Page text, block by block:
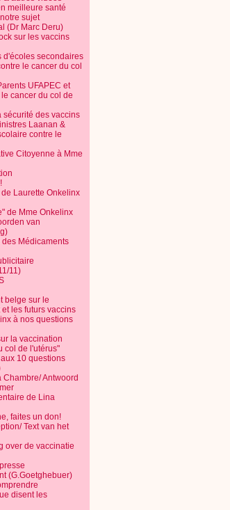
meilleure santé
sujet
(Dr Marc Deru)
sur les vaccins
d'écoles secondaires
le cancer du col
UFAPEC et
cancer du col de
sécurité des vaccins
Laanan &
contre le
Citoyenne à Mme
Laurette Onkelinx
de Mme Onkelinx
van
Médicaments
11)
belge sur le
les futurs vaccins
à nos questions
la vaccination
col de l'utérus"
10 questions
Antwoord
de Lina
faites un don!
Text van het
over de vaccinatie
(G.Goetghebuer)
disent les